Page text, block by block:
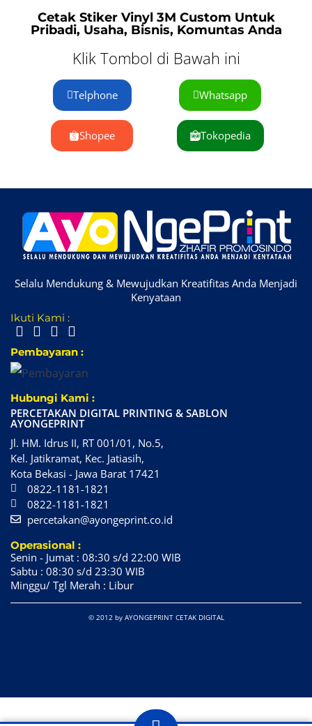
Cetak Stiker Vinyl 3M Custom Untuk
Pribadi, Usaha, Bisnis, Komuntas Anda
Klik Tombol di Bawah ini
Telphone Whatsapp
Shopee Tokopedia
Selalu Mendukung & Mewujudkan Kreatifitas Anda Menjadi
Kenyataan
Ikuti Kami :
Pembayaran :
Hubungi Kami :
PERCETAKAN DIGITAL PRINTING & SABLON
AYONGEPRINT
Jl. HM. Idrus II, RT 001/01, No.5,
Kel. Jatikramat, Kec. Jatiasih,
Kota Bekasi - Jawa Barat 17421
0822-1181-1821
0822-1181-1821
percetakan@ayongeprint.co.id
Operasional :
Senin - Jumat : 08:30 s/d 22:00 WIB
Sabtu : 08:30 s/d 23:30 WIB
Minggu/ Tgl Merah : Libur
© 2012 by AYONGEPRINT CETAK DIGITAL